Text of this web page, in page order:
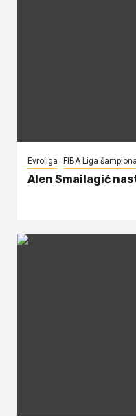
Evroliga FIBA Liga šampiona
Alen Smailagić